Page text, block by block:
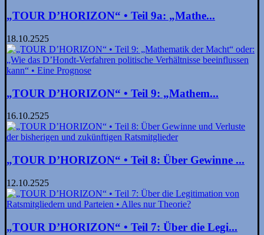
„TOUR D’HORIZON“ • Teil 9a: „Mathe...
18.10.2525
„TOUR D’HORIZON“ • Teil 9: „Mathem...
16.10.2525
„TOUR D’HORIZON“ • Teil 8: Über Gewinne ...
12.10.2525
„TOUR D’HORIZON“ • Teil 7: Über die Legi...